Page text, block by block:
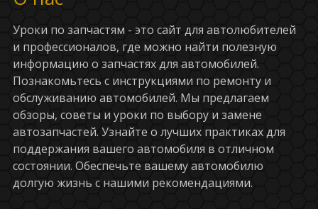
Уроки по запчастям - это сайт для автолюбителей
и профессионалов, где можно найти полезную
информацию о запчастях для автомобилей.
Познакомьтесь с инструкциями по ремонту и
обслуживанию автомобилей. Мы предлагаем
обзоры, советы и уроки по выбору и замене
автозапчастей. Узнайте о лучших практиках для
поддержания вашего автомобиля в отличном
состоянии. Обеспечьте вашему автомобилю
долгую жизнь с нашими рекомендациями.